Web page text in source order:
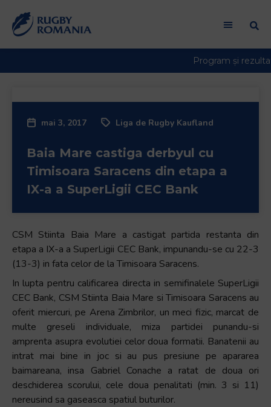
mai 3, 2017 Liga de Rugby Kaufland
Baia Mare castiga derbyul cu
Timisoara Saracens din etapa a
IX-a a SuperLigii CEC Bank
CSM Stiinta Baia Mare a castigat partida restanta din
etapa a IX-a a SuperLigii CEC Bank, impunandu-se cu 22-3
(13-3) in fata celor de la Timisoara Saracens.
In lupta pentru calificarea directa in semifinalele SuperLigii
CEC Bank, CSM Stiinta Baia Mare si Timisoara Saracens au
oferit miercuri, pe Arena Zimbrilor, un meci fizic, marcat de
multe greseli individuale, miza partidei punandu-si
amprenta asupra evolutiei celor doua formatii. Banatenii au
intrat mai bine in joc si au pus presiune pe apararea
baimareana, insa Gabriel Conache a ratat de doua ori
deschiderea scorului, cele doua penalitati (min. 3 si 11)
nereusind sa gaseasca spatiul buturilor.